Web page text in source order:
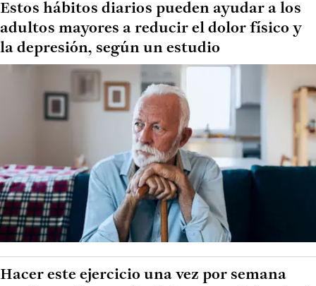
Estos hábitos diarios pueden ayudar a los
adultos mayores a reducir el dolor físico y
la depresión, según un estudio
Hacer este ejercicio una vez por semana